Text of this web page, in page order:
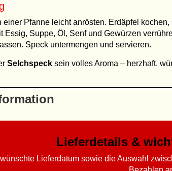
einer Pfanne leicht anrösten. Erdäpfel
Essig, Suppe, Öl, Senf und Gewürzen
Speck untermengen und servieren.
Selchspeck sein volles Aroma – herzhaft,
Lieferdetails &
Lieferdatum sowie die Auswahl